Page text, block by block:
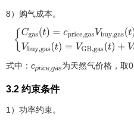
8）购气成本。
{Cga cpri ga y,ga s )
式中： cprice,gas为天然气价格，取
3.2 约束条件
1）功率约束。